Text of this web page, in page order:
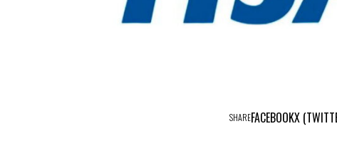
SHAREFACEBOOKX